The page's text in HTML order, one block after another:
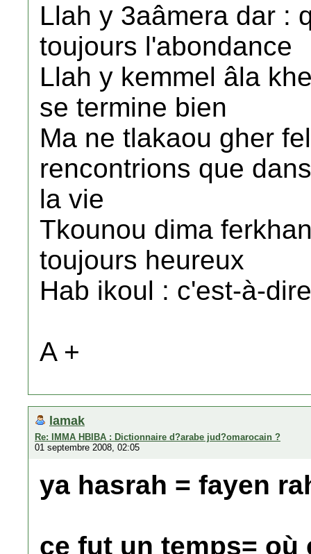
Llah y 3aâmera dar :
toujours l'abondance
Llah y kemmel âla
se termine bien
Ma ne tlakaou gher
rencontrions que
la vie
Tkounou dima
toujours heureux
Hab ikoul : c'est-à-
A +
lamak
Re: IMMA HBIBA : Dictionnaire d?arabe jud?omarocain ?
01 septembre 2008, 02:05
ya hasrah = fayen
ce fut un temps=